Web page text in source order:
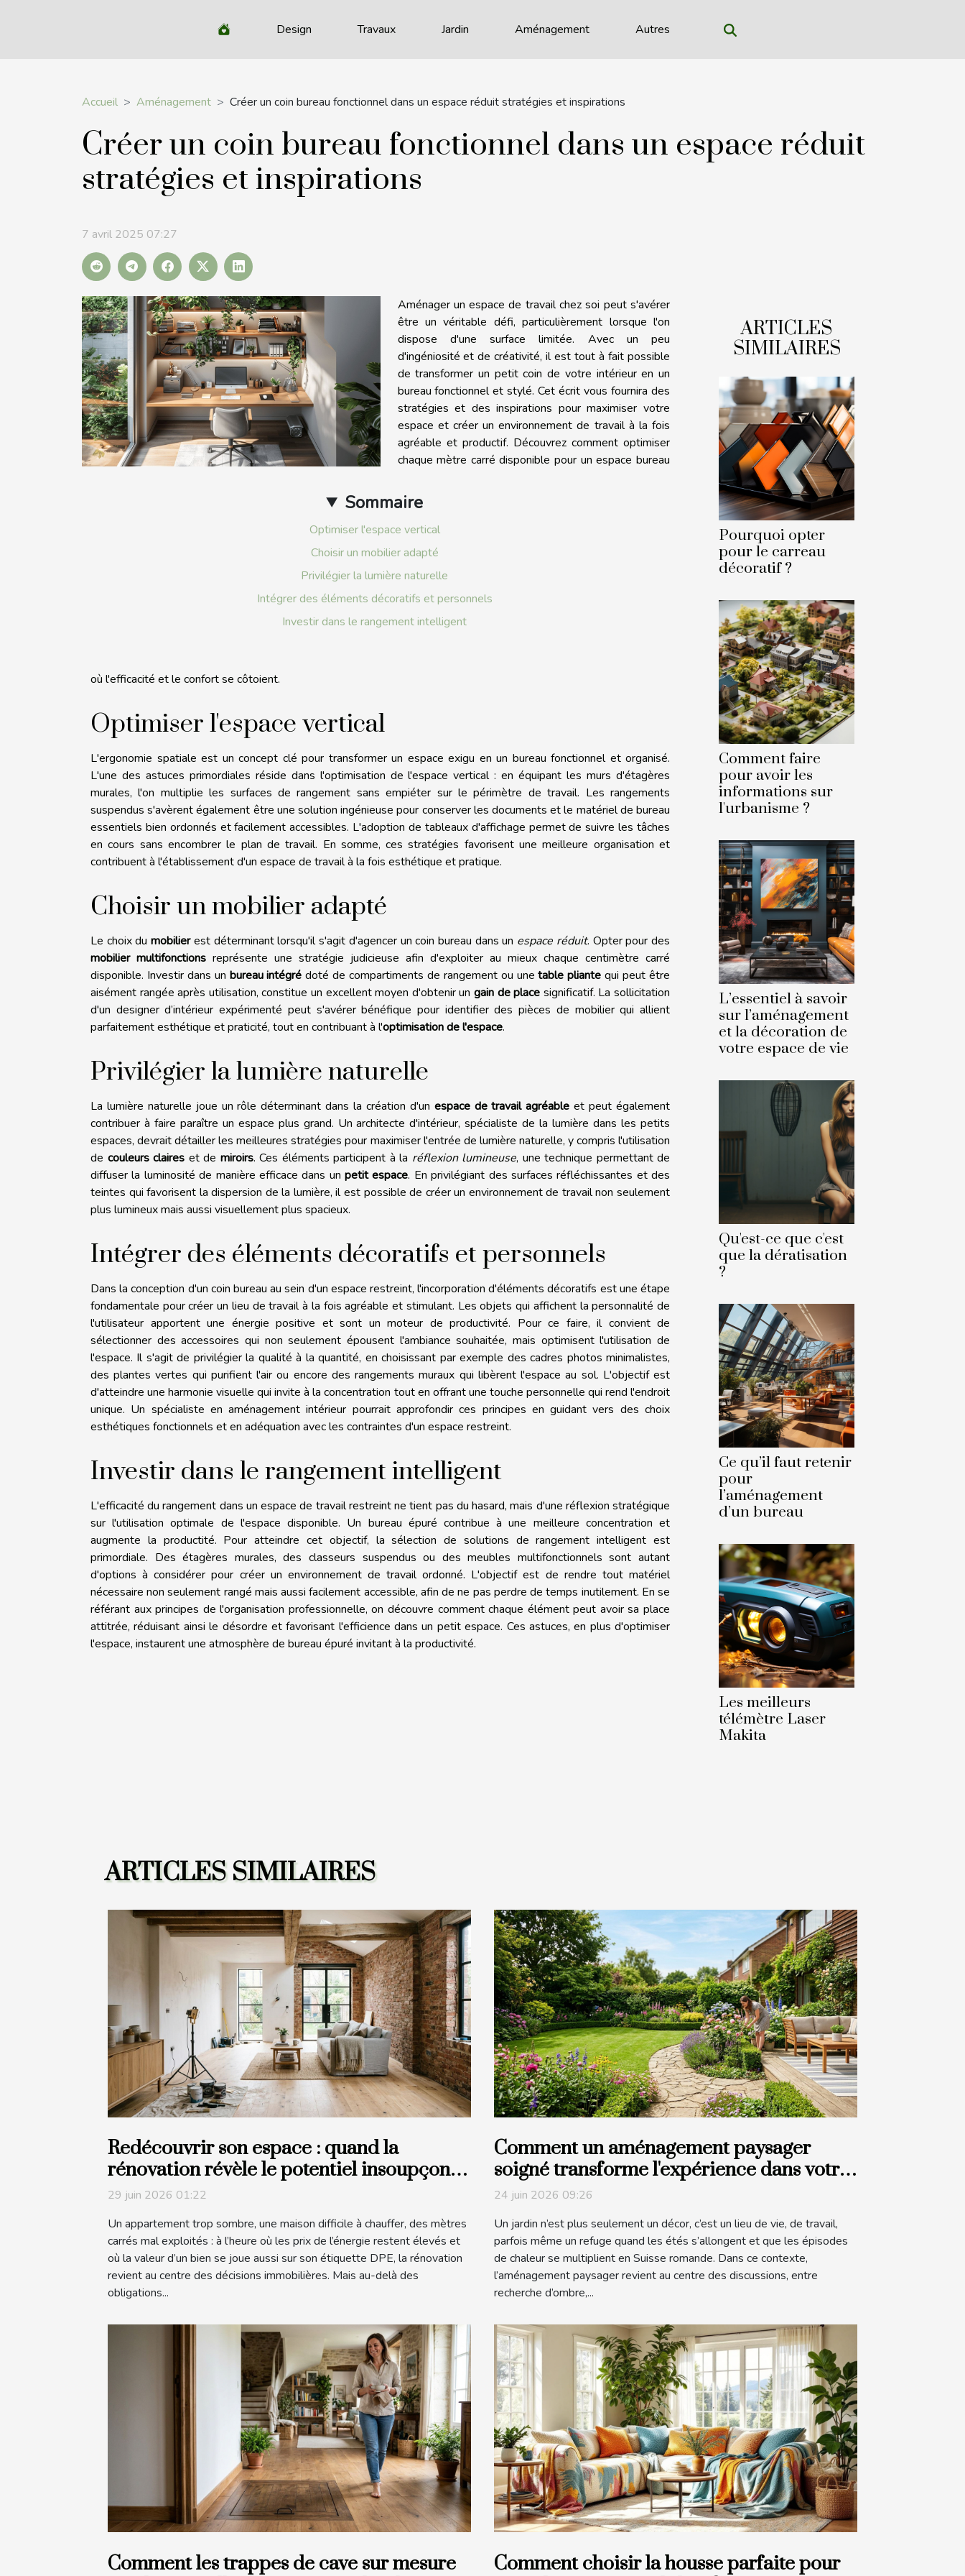
Design Travaux Jardin Aménagement Autres
Accueil Aménagement Créer un coin bureau fonctionnel dans un espace réduit stratégies et inspirations
Créer un coin bureau fonctionnel dans un espace réduit
stratégies et inspirations
7 avril 2025 07:27
Sommaire
Optimiser l'espace vertical
Choisir un mobilier adapté
Privilégier la lumière naturelle
Intégrer des éléments décoratifs et personnels
Investir dans le rangement intelligent
Aménager un espace de travail chez soi peut s'avérer
être un véritable défi, particulièrement lorsque l'on
dispose d'une surface limitée. Avec un peu
d'ingéniosité et de créativité, il est tout à fait possible
de transformer un petit coin de votre intérieur en un
bureau fonctionnel et stylé. Cet écrit vous fournira des
stratégies et des inspirations pour maximiser votre
espace et créer un environnement de travail à la fois
agréable et productif. Découvrez comment optimiser
chaque mètre carré disponible pour un espace bureau
où l'efficacité et le confort se côtoient.
Optimiser l'espace vertical
L'ergonomie spatiale est un concept clé pour transformer un espace exigu en un bureau fonctionnel et organisé.
L'une des astuces primordiales réside dans l'optimisation de l'espace vertical : en équipant les murs d'étagères
murales, l'on multiplie les surfaces de rangement sans empiéter sur le périmètre de travail. Les rangements
suspendus s'avèrent également être une solution ingénieuse pour conserver les documents et le matériel de bureau
essentiels bien ordonnés et facilement accessibles. L'adoption de tableaux d'affichage permet de suivre les tâches
en cours sans encombrer le plan de travail. En somme, ces stratégies favorisent une meilleure organisation et
contribuent à l'établissement d'un espace de travail à la fois esthétique et pratique.
Choisir un mobilier adapté
Le choix dumobilierest déterminant lorsqu'il s'agit d'agencer un coin bureau dans un espace réduit. Opter pour des
mobilier multifonctions représente une stratégie judicieuse afin d'exploiter au mieux chaque centimètre carré
disponible. Investir dans un bureau intégré doté de compartiments de rangement ou unetable pliante qui peut être
aisément rangée après utilisation, constitue un excellent moyen d'obtenir un gain de place significatif. La sollicitation
d'un designer d’intérieur expérimenté peut s'avérer bénéfique pour identifier des pièces de mobilier qui allient
parfaitement esthétique et praticité, tout en contribuant à l'optimisation de l'espace.
Privilégier la lumière naturelle
La lumière naturelle joue un rôle déterminant dans la création d'un espace de travail agréable et peut également
contribuer à faire paraître un espace plus grand. Un architecte d'intérieur, spécialiste de la lumière dans les petits
espaces, devrait détailler les meilleures stratégies pour maximiser l'entrée de lumière naturelle, y compris l'utilisation
de couleurs claires et de miroirs. Ces éléments participent à la réflexion lumineuse, une technique permettant de
diffuser la luminosité de manière efficace dans un petit espace. En privilégiant des surfaces réfléchissantes et des
teintes qui favorisent la dispersion de la lumière, il est possible de créer un environnement de travail non seulement
plus lumineux mais aussi visuellement plus spacieux.
Intégrer des éléments décoratifs et personnels
Dans la conception d'un coin bureau au sein d'un espace restreint, l'incorporation d'éléments décoratifs est une étape
fondamentale pour créer un lieu de travail à la fois agréable et stimulant. Les objets qui affichent la personnalité de
l'utilisateur apportent une énergie positive et sont un moteur de productivité. Pour ce faire, il convient de
sélectionner des accessoires qui non seulement épousent l'ambiance souhaitée, mais optimisent l'utilisation de
l'espace. Il s'agit de privilégier la qualité à la quantité, en choisissant par exemple des cadres photos minimalistes,
des plantes vertes qui purifient l'air ou encore des rangements muraux qui libèrent l'espace au sol. L'objectif est
d'atteindre une harmonie visuelle qui invite à la concentration tout en offrant une touche personnelle qui rend l'endroit
unique. Un spécialiste en aménagement intérieur pourrait approfondir ces principes en guidant vers des choix
esthétiques fonctionnels et en adéquation avec les contraintes d'un espace restreint.
Investir dans le rangement intelligent
L'efficacité du rangement dans un espace de travail restreint ne tient pas du hasard, mais d'une réflexion stratégique
sur l'utilisation optimale de l'espace disponible. Un bureau épuré contribue à une meilleure concentration et
augmente la productité. Pour atteindre cet objectif, la sélection de solutions de rangement intelligent est
primordiale. Des étagères murales, des classeurs suspendus ou des meubles multifonctionnels sont autant
d'options à considérer pour créer un environnement de travail ordonné. L'objectif est de rendre tout matériel
nécessaire non seulement rangé mais aussi facilement accessible, afin de ne pas perdre de temps inutilement. En se
référant aux principes de l'organisation professionnelle, on découvre comment chaque élément peut avoir sa place
attitrée, réduisant ainsi le désordre et favorisant l'efficience dans un petit espace. Ces astuces, en plus d'optimiser
l'espace, instaurent une atmosphère de bureau épuré invitant à la productivité.
ARTICLES
SIMILAIRES
Pourquoi opter
pour le carreau
décoratif ?
Comment faire
pour avoir les
informations sur
l'urbanisme ?
L’essentiel à savoir
sur l’aménagement
et la décoration de
votre espace de vie
Qu'est-ce que c'est
que la dératisation
?
Ce qu’il faut retenir
pour
l’aménagement
d’un bureau
Les meilleurs
télémètre Laser
Makita
ARTICLES SIMILAIRES
Redécouvrir son espace : quand la
rénovation révèle le potentiel insoupçonné
de votre habitat
29 juin 2026 01:22
Un appartement trop sombre, une maison difficile à chauffer, des mètres
carrés mal exploités : à l’heure où les prix de l’énergie restent élevés et
où la valeur d’un bien se joue aussi sur son étiquette DPE, la rénovation
revient au centre des décisions immobilières. Mais au-delà des
obligations...
Comment un aménagement paysager
soigné transforme l'expérience dans votre
jardin
24 juin 2026 09:26
Un jardin n’est plus seulement un décor, c’est un lieu de vie, de travail,
parfois même un refuge quand les étés s’allongent et que les épisodes
de chaleur se multiplient en Suisse romande. Dans ce contexte,
l’aménagement paysager revient au centre des discussions, entre
recherche d’ombre,...
Comment les trappes de cave sur mesure
Comment choisir la housse parfaite pour